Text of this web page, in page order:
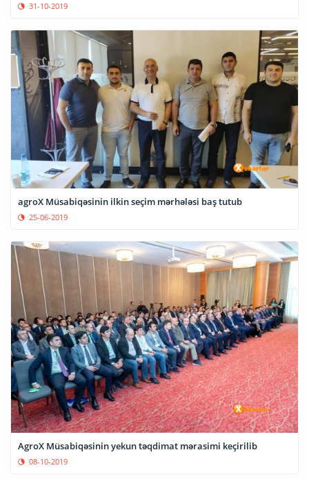
31-10-2019
agroX Müsabiqəsinin ilkin seçim mərhələsi baş tutub
25-06-2019
AgroX Müsabiqəsinin yekun təqdimat mərasimi keçirilib
08-10-2019